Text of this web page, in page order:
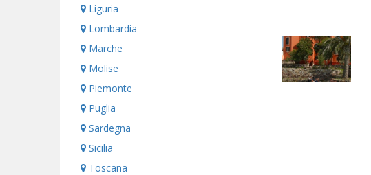
Liguria
Lombardia
Marche
Molise
Piemonte
Puglia
Sardegna
Sicilia
Toscana